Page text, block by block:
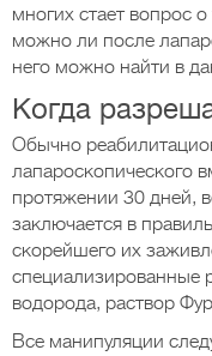
многих стает вопрос
можно ли после
него можно найти в
Когда
Обычно
лапароскопического
протяжении 30 дней,
заключается в
скорейшего их
специализированные
водорода, раствор
Все манипуляции